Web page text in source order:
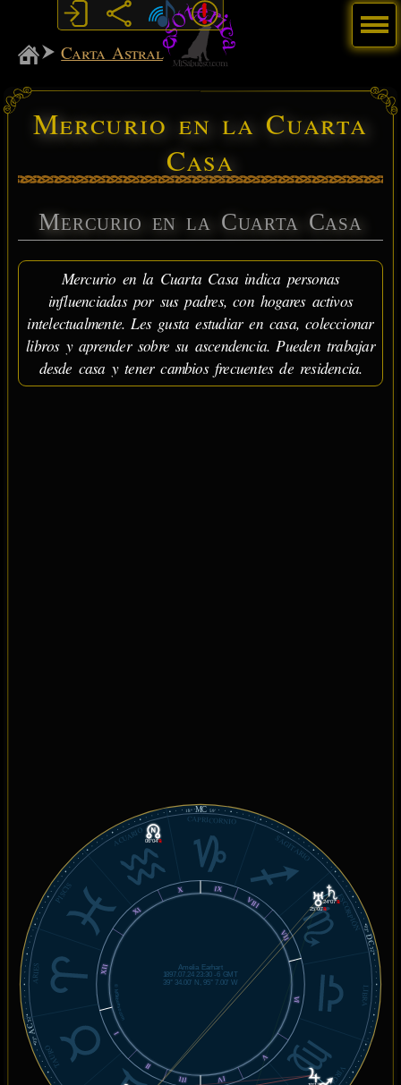
MiSabueso
Carta Astral
Mercurio en la Cuarta
Casa
Mercurio en la Cuarta Casa
Mercurio en la Cuarta Casa indica personas
influenciadas por sus padres, con hogares activos
intelectualmente. Les gusta estudiar en casa, coleccionar
libros y aprender sobre su ascendencia. Pueden trabajar
desde casa y tener cambios frecuentes de residencia.
© MiSabueso.com
03°
AC
32'
03°
DC
32'
18°MC59'
ARIES
TAURO
VIRGO
LIBRA
ESCORPIÓN
SAGITARIO
CAPRICORNIO
ACUARIO
PISCIS X
XI
XII
I
II
III IV
V
VI
VII
VIII
IX
24°07'℞
25°00'℞
06°04'℞
Amelia Earhart
1897.07.24 23:30 -6 GMT
39° 34.00' N, 95° 7.00' W
Menú